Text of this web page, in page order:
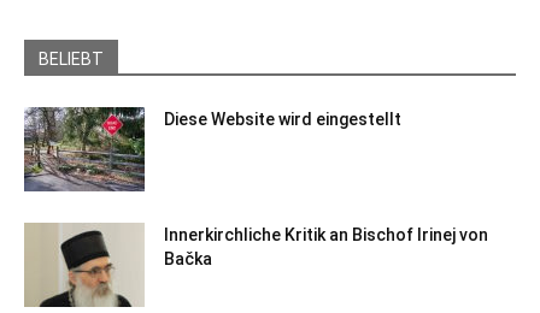
BELIEBT
Diese Website wird eingestellt
Innerkirchliche Kritik an Bischof Irinej von
Bačka